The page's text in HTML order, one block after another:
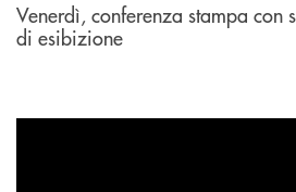
Venerdì, conferenza stampa con
di esibizione